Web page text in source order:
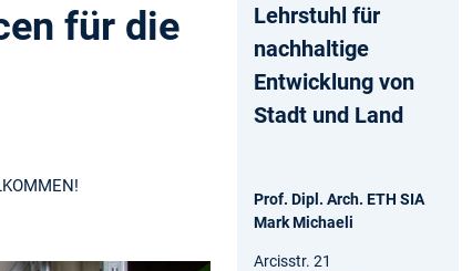
für die
Lehrstuhl für
nachhaltige
Entwicklung von
Stadt und Land
Prof. Dipl. Arch. ETH SIA
Mark Michaeli
Arcisstr. 21